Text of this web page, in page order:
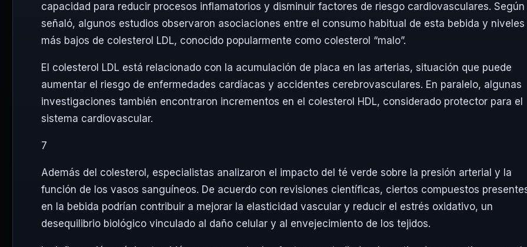
capacidad para reducir procesos inflamatorios y disminuir factores de riesgo cardiovasculares. Según
señaló, algunos estudios observaron asociaciones entre el consumo habitual de esta bebida y niveles
más bajos de colesterol LDL, conocido popularmente como colesterol “malo”.
El colesterol LDL está relacionado con la acumulación de placa en las arterias, situación que puede
aumentar el riesgo de enfermedades cardíacas y accidentes cerebrovasculares. En paralelo, algunas
investigaciones también encontraron incrementos en el colesterol HDL, considerado protector para el
sistema cardiovascular.
7
Además del colesterol, especialistas analizaron el impacto del té verde sobre la presión arterial y la
función de los vasos sanguíneos. De acuerdo con revisiones científicas, ciertos compuestos
en la bebida podrían contribuir a mejorar la elasticidad vascular y reducir el estrés oxidativo, un
desequilibrio biológico vinculado al daño celular y al envejecimiento de los tejidos.